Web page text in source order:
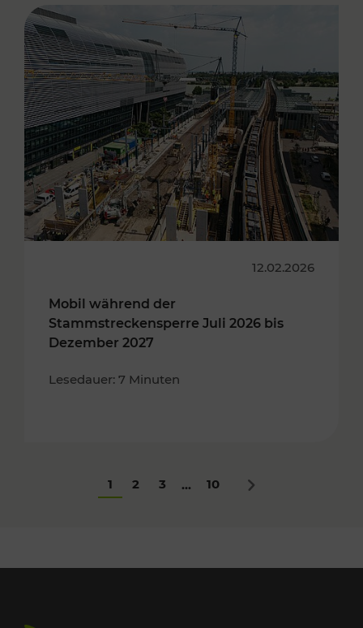
12.02.2026
Mobil während der
Stammstreckensperre Juli 2026 bis
Dezember 2027
Lesedauer: 7 Minuten
1 2 3 ... 10 Nächstes